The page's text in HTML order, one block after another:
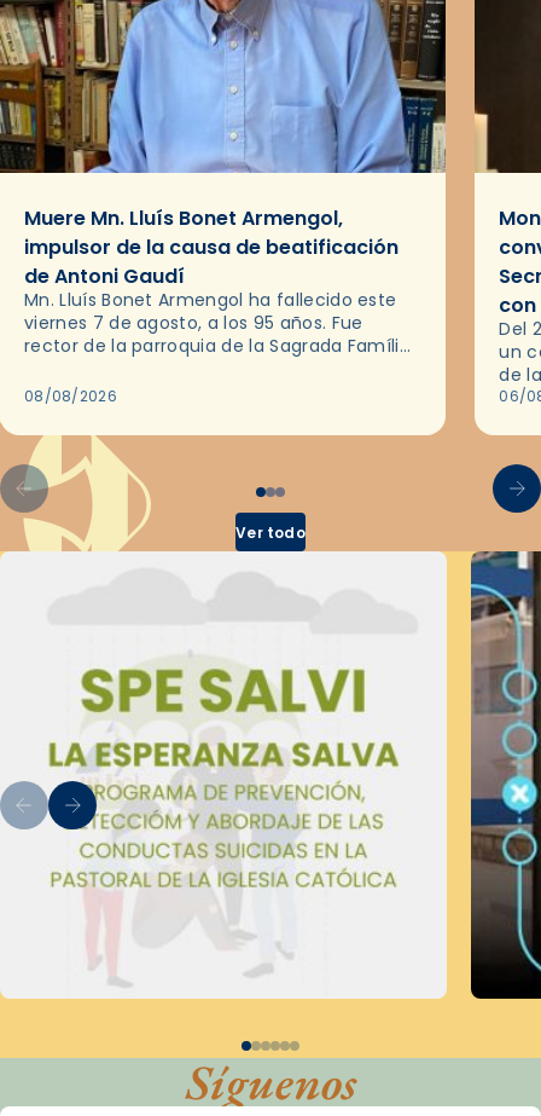
Muere Mn. Lluís Bonet Armengol,
impulsor de la causa de beatificación
de Antoni Gaudí
Mn. Lluís Bonet Armengol ha fallecido este
viernes 7 de agosto, a los 95 años. Fue
rector de la parroquia de la Sagrada Família
08/08/2026
Del
un
de
en
06/
Ver todo
Síguenos